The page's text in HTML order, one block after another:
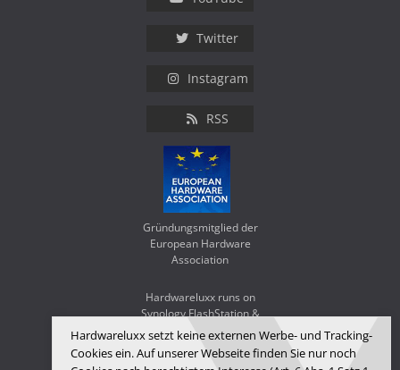
Hardwareluxx setzt keine externen Werbe- und Tracking-
Cookies ein. Auf unserer Webseite finden Sie nur noch
Twitter
Instagram
RSS
Gründungsmitglied der
European Hardware
Association
Hardwareluxx runs on
Synology FlashStation &
WD Red SA500